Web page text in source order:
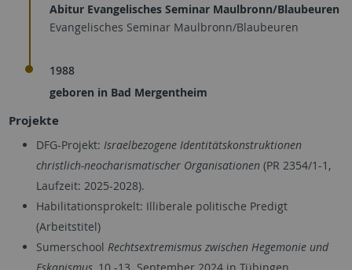
Abitur Evangelisches Seminar Maulbronn/Blaubeuren
Evangelisches Seminar Maulbronn/Blaubeuren
1988
geboren in Bad Mergentheim
Projekte
DFG-Projekt: Israelbezogene Identitätskonstruktionen
christlich-neocharismatischer Organisationen (PR 2354/1-1,
Laufzeit: 2025-2028).
Habilitationsprokelt: Illiberale politische Predigt
(Arbeitstitel)
Sumerschool Rechtsextremismus zwischen Hegemonie und